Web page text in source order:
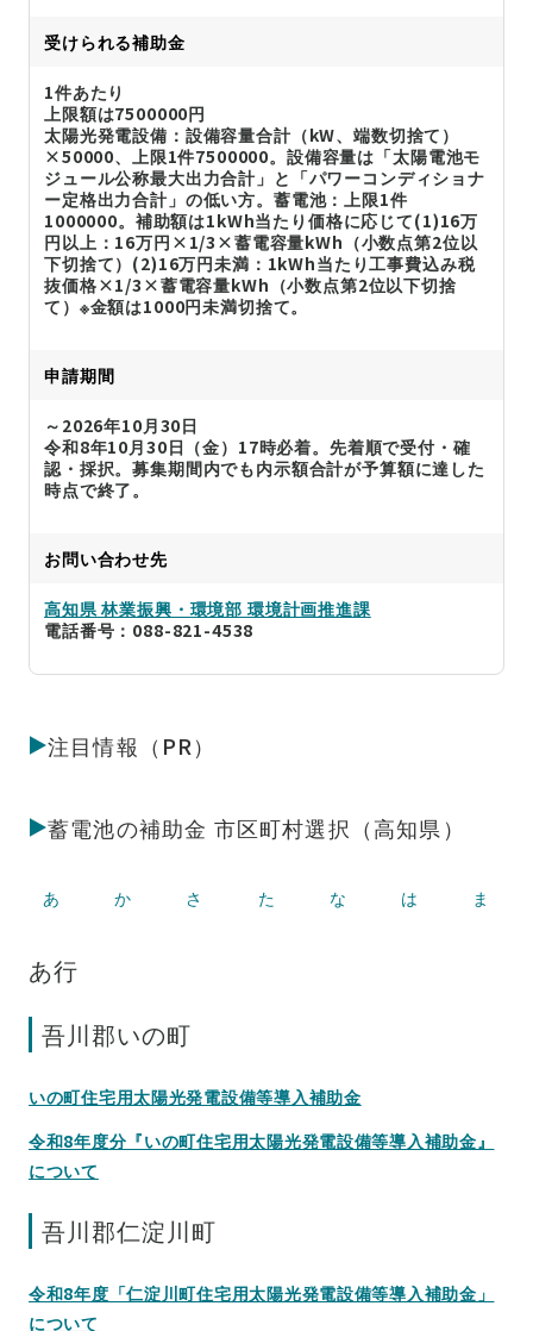
受けられる補助金
1件あたり
上限額は7500000円
太陽光発電設備：設備容量合計（kW、端数切捨て）
×50000、上限1件7500000。設備容量は「太陽電池モ
ジュール公称最大出力合計」と「パワーコンディショナ
ー定格出力合計」の低い方。蓄電池：上限1件
1000000。補助額は1kWh当たり価格に応じて(1)16万
円以上：16万円×1/3×蓄電容量kWh（小数点第2位以
下切捨て）(2)16万円未満：1kWh当たり工事費込み税
抜価格×1/3×蓄電容量kWh（小数点第2位以下切捨
て）※金額は1000円未満切捨て。
申請期間
～2026年10月30日
令和8年10月30日（金）17時必着。先着順で受付・確
認・採択。募集期間内でも内示額合計が予算額に達した
時点で終了。
お問い合わせ先
高知県 林業振興・環境部 環境計画推進課
電話番号：088-821-4538
注目情報（PR）
蓄電池の補助金 市区町村選択（高知県）
あ か さ た な は ま
あ行
吾川郡いの町
いの町住宅用太陽光発電設備等導入補助金
令和8年度分『いの町住宅用太陽光発電設備等導入補助金』
について
吾川郡仁淀川町
令和8年度「仁淀川町住宅用太陽光発電設備等導入補助金」
について